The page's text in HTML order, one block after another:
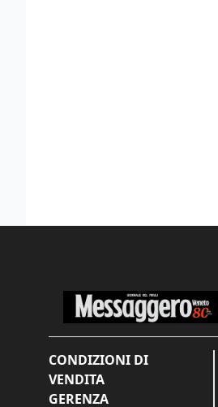
CONDIZIONI DI
VENDITA
GERENZA